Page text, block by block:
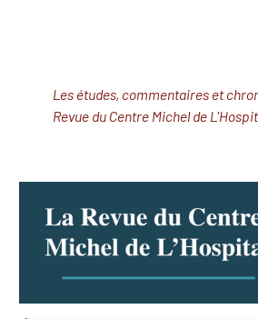
Les études, commentaires et
Revue du Centre Michel de